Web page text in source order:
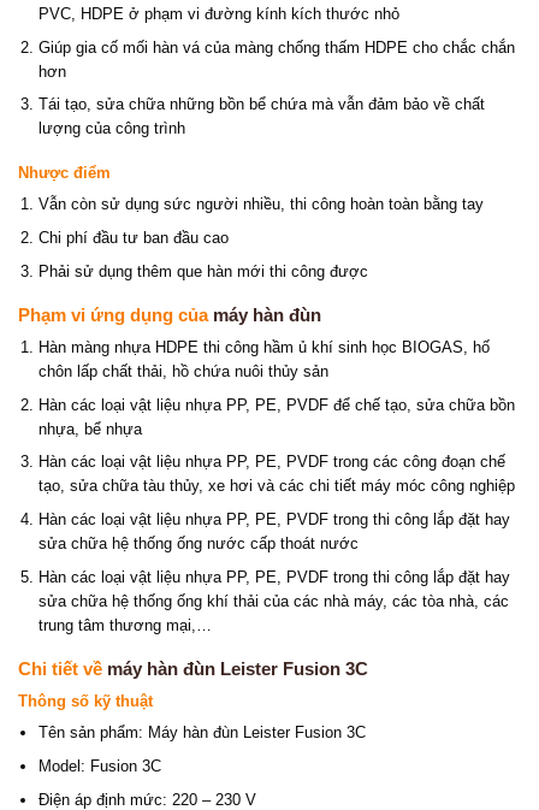
PVC, HDPE ở phạm vi đường kính kích thước nhỏ
Giúp gia cố mối hàn vá của màng chống thấm HDPE cho chắc chắn
hơn
Tái tạo, sửa chữa những bồn bể chứa mà vẫn đảm bảo về chất
lượng của công trình
Nhược điểm
Vẫn còn sử dụng sức người nhiều, thi công hoàn toàn bằng tay
Chi phí đầu tư ban đầu cao
Phải sử dụng thêm que hàn mới thi công được
Phạm vi ứng dụng của máy hàn đùn
Hàn màng nhựa HDPE thi công hầm ủ khí sinh học BIOGAS, hố
chôn lấp chất thải, hồ chứa nuôi thủy sản
Hàn các loại vật liệu nhựa PP, PE, PVDF để chế tạo, sửa chữa bồn
nhựa, bể nhựa
Hàn các loại vật liệu nhựa PP, PE, PVDF trong các công đoạn chế
tạo, sửa chữa tàu thủy, xe hơi và các chi tiết máy móc công nghiệp
Hàn các loại vật liệu nhựa PP, PE, PVDF trong thi công lắp đặt hay
sửa chữa hệ thống ống nước cấp thoát nước
Hàn các loại vật liệu nhựa PP, PE, PVDF trong thi công lắp đặt hay
sửa chữa hệ thống ống khí thải của các nhà máy, các tòa nhà, các
trung tâm thương mại,…
Chi tiết về máy hàn đùn Leister Fusion 3C
Thông số kỹ thuật
Tên sản phẩm: Máy hàn đùn Leister Fusion 3C
Model: Fusion 3C
Điện áp định mức: 220 – 230 V